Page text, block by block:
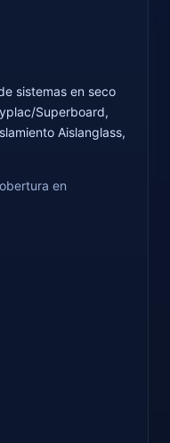
sistemas en seco
Superboard,
Aislanglass,
en